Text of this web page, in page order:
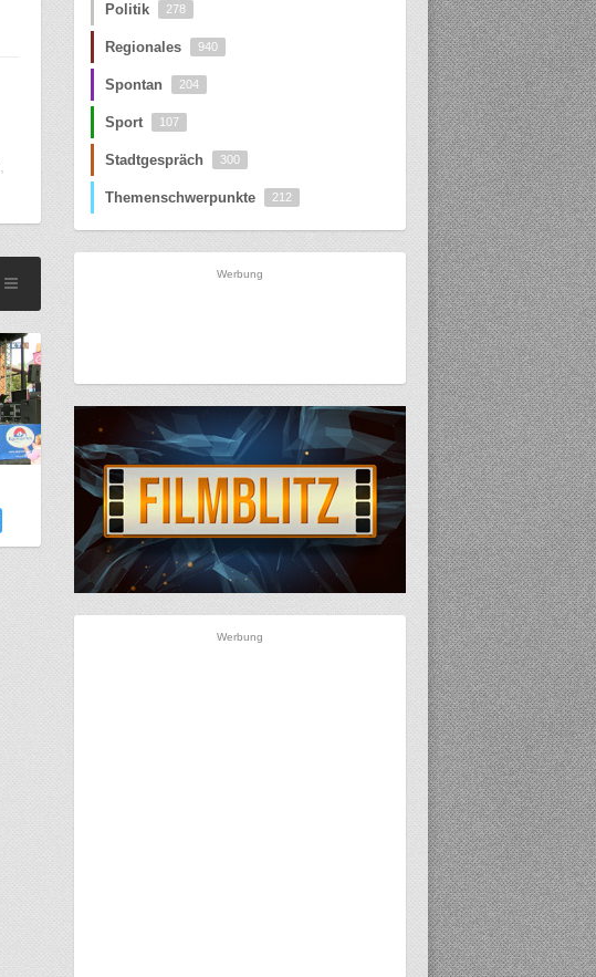
Politik 278
Regionales 940
Spontan 204
Sport 107
Stadtgespräch 300
Themenschwerpunkte 212
Werbung
Werbung